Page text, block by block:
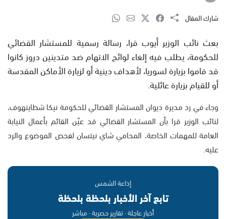
شارك المقال
بعث نائب الوزير أيوب قرا، رسالة رسمية للمستشار القضائي
للحكومة، يطلب فيه إلغاء لوائح الاتهام ضد متدينين دروز كانوا
قد قاموا بزيارة لسوريا، لأهداف دينية أو لزيارة الأماكن المقدسة
أو للقيام بزيارة عائلية.
وجاء في رد مديرة ديوان المستشار القضائي للحكومة نيكا شطاينهوف،
لنائب الوزير قرا بأن المستشار القضائي قد عيّن القائم بأعمال النيابة
العامة للمهمات الخاصة، المحامي شاي نيتسان لفحص الموضوع والرد
عليه.
إذاعة الشمس
تابع آخر الأخبار بلحظة بلحظة
أخبار عاجلة · تقارير حصرية · مباشر